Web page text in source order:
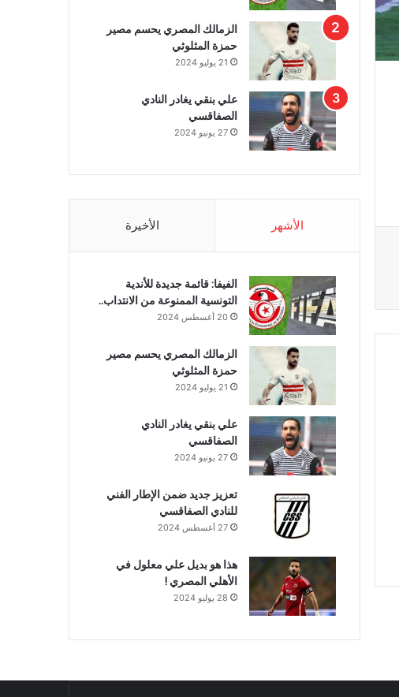
الزمالك المصري يحسم مصير
حمزة المثلوثي
21 يوليو 2024
علي بنقي يغادر النادي
الصفاقسي
27 يونيو 2024
الأشهر الأخيرة
الفيفا: قائمة جديدة للأندية
التونسية الممنوعة من الانتداب..
20 أغسطس 2024
الزمالك المصري يحسم مصير
حمزة المثلوثي
21 يوليو 2024
علي بنقي يغادر النادي
الصفاقسي
27 يونيو 2024
تعزيز جديد ضمن الإطار الفني
للنادي الصفاقسي
27 أغسطس 2024
هذا هو بديل علي معلول في
الأهلي المصري !
28 يوليو 2024